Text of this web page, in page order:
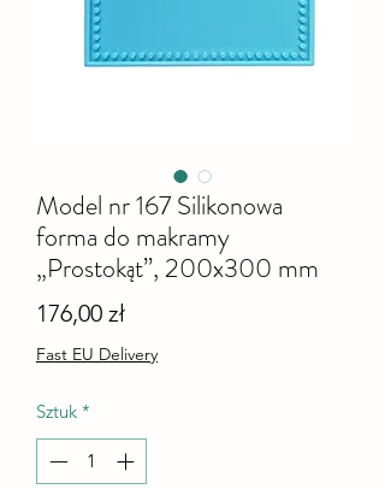
Model nr 167 Silikonowa
forma do makramy
„Prostokąt”, 200x300 mm
176,00 złCena
Fast EU Delivery
Sztuk *